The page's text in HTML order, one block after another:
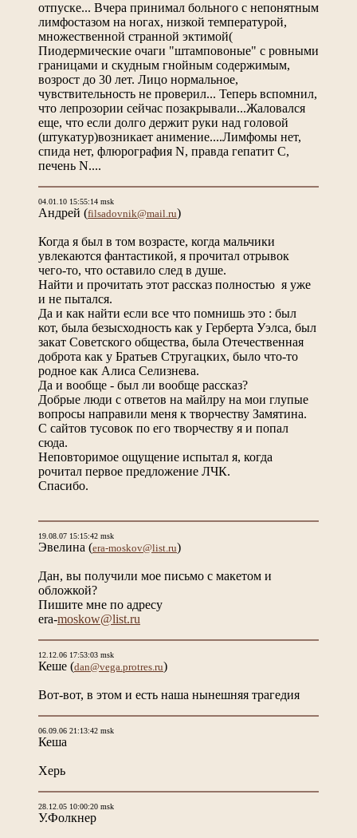
отпуске... Вчера принимал больного с непонятным
лимфостазом на ногах, низкой температурой,
множественной странной эктимой(
Пиодермические очаги "штамповоные" с ровными
границами и скудным гнойным содержимым,
возрост до 30 лет. Лицо нормальное,
чувствительность не проверил... Теперь вспомнил,
что лепрозории сейчас позакрывали...Жаловался
еще, что если долго держит руки над головой
(штукатур)возникает анимение....Лимфомы нет,
спида нет, флюрография N, правда гепатит С,
печень N....
04.01.10 15:55:14 msk
Андрей (filsadovnik@mail.ru)
Когда я был в том возрасте, когда мальчики
увлекаются фантастикой, я прочитал отрывок
чего-то, что оставило след в душе.
Найти и прочитать этот рассказ полностью я уже
и не пытался.
Да и как найти если все что помнишь это : был
кот, была безысходность как у Герберта Уэлса, был
закат Советского общества, была Отечественная
доброта как у Братьев Стругацких, было что-то
родное как Алиса Селизнева.
Да и вообще - был ли вообще рассказ?
Добрые люди с ответов на майлру на мои глупые
вопросы направили меня к творчеству Замятина.
С сайтов тусовок по его творчеству я и попал
сюда.
Неповторимое ощущение испытал я, когда
рочитал первое предложение ЛЧК.
Спасибо.
19.08.07 15:15:42 msk
Эвелина (era-moskov@list.ru)
Дан, вы получили мое письмо с макетом и
обложкой?
Пишите мне по адресу
era-moskow@list.ru
12.12.06 17:53:03 msk
Кеше (dan@vega.protres.ru)
Вот-вот, в этом и есть наша нынешняя трагедия
06.09.06 21:13:42 msk
Кеша
Херь
28.12.05 10:00:20 msk
У.Фолкнер